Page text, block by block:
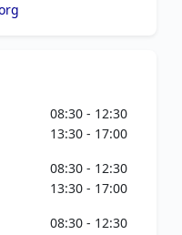
08:30 - 12:30
13:30 - 17:00
08:30 - 12:30
13:30 - 17:00
08:30 - 12:30